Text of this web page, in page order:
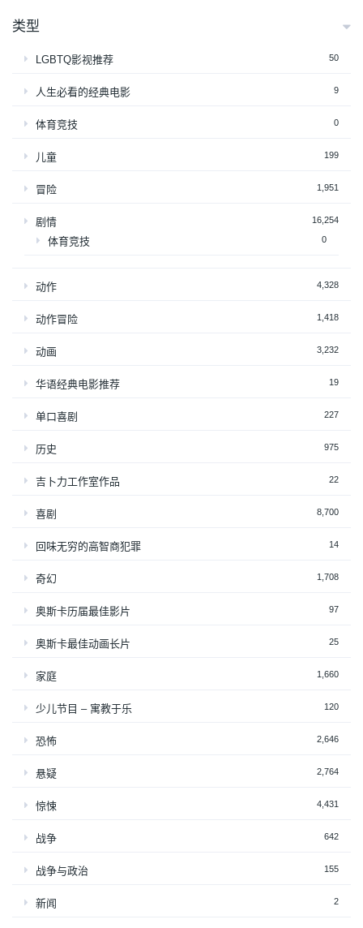
类型
LGBTQ影视推荐 50
人生必看的经典电影 9
体育竞技 0
儿童 199
冒险 1,951
剧情 16,254
体育竞技 0
动作 4,328
动作冒险 1,418
动画 3,232
华语经典电影推荐 19
单口喜剧 227
历史 975
吉卜力工作室作品 22
喜剧 8,700
回味无穷的高智商犯罪 14
奇幻 1,708
奥斯卡历届最佳影片 97
奥斯卡最佳动画长片 25
家庭 1,660
少儿节目 – 寓教于乐 120
恐怖 2,646
悬疑 2,764
惊悚 4,431
战争 642
战争与政治 155
新闻 2